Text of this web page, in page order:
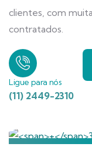
clientes, com
contratados.
Ligue para nós
(11) 2449-2310